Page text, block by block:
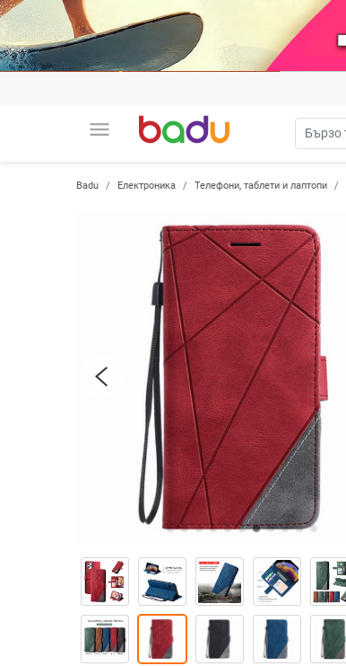
menu
Badu Електроника Телефони, таблети и лаптопи